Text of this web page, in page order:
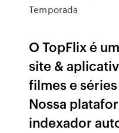
Temporada
O TopFlix é
site &
filmes e
Nossa
indexador